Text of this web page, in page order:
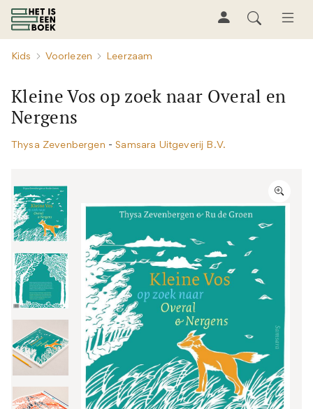
Kids Voorlezen Leerzaam
Kleine Vos op zoek naar Overal en
Nergens
Thysa Zevenbergen -Samsara Uitgeverij B.V.